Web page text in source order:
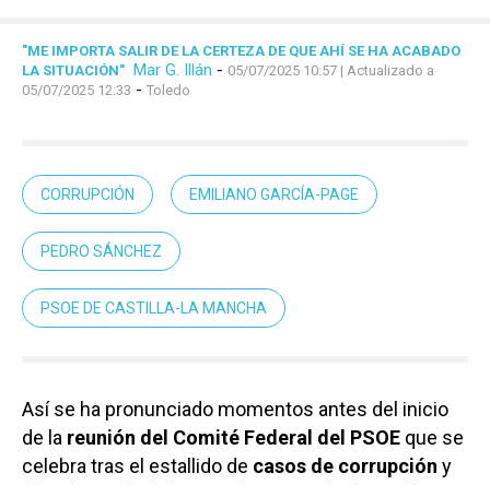
"ME IMPORTA SALIR DE LA CERTEZA DE QUE AHÍ SE HA ACABADO
LA SITUACIÓN" Mar G. Illán - 05/07/2025 10:57 | Actualizado a
05/07/2025 12:33 - Toledo
CORRUPCIÓN EMILIANO GARCÍA-PAGE
PEDRO SÁNCHEZ
PSOE DE CASTILLA-LA MANCHA
Así se ha pronunciado momentos antes del inicio
de la reunión del Comité Federal del PSOE que se
celebra tras el estallido de casos de corrupción y